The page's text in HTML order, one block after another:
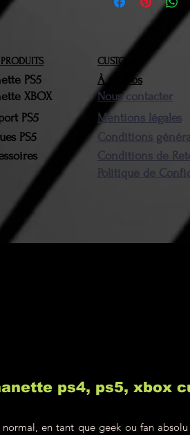
la réception
retour ne sera
n'aurons pas
Vous devrez
produit(s)
brefs délais.
devront être
d'origine. Une
possession, la
au montant du
retourné(s)
frais de port et
resteront à la
PS5
XBOX
PS5
PS5
CUSTOM64
À propos
Nous contacter
Mentions légales
Conditions
Conditions de
Politique de
ps4, ps5, xbox
en tant que geek ou fan